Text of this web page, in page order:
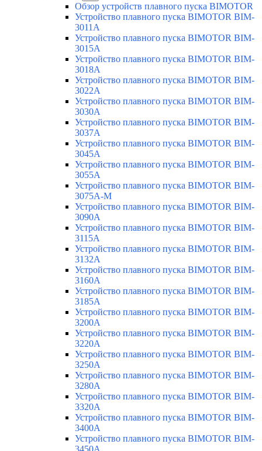
Обзор устройств плавного пуска BIMOTOR
Устройство плавного пуска BIMOTOR BIM-
3011A
Устройство плавного пуска BIMOTOR BIM-
3015A
Устройство плавного пуска BIMOTOR BIM-
3018A
Устройство плавного пуска BIMOTOR BIM-
3022A
Устройство плавного пуска BIMOTOR BIM-
3030A
Устройство плавного пуска BIMOTOR BIM-
3037A
Устройство плавного пуска BIMOTOR BIM-
3045A
Устройство плавного пуска BIMOTOR BIM-
3055A
Устройство плавного пуска BIMOTOR BIM-
3075A-M
Устройство плавного пуска BIMOTOR BIM-
3090A
Устройство плавного пуска BIMOTOR BIM-
3115A
Устройство плавного пуска BIMOTOR BIM-
3132A
Устройство плавного пуска BIMOTOR BIM-
3160A
Устройство плавного пуска BIMOTOR BIM-
3185A
Устройство плавного пуска BIMOTOR BIM-
3200A
Устройство плавного пуска BIMOTOR BIM-
3220A
Устройство плавного пуска BIMOTOR BIM-
3250A
Устройство плавного пуска BIMOTOR BIM-
3280A
Устройство плавного пуска BIMOTOR BIM-
3320A
Устройство плавного пуска BIMOTOR BIM-
3400A
Устройство плавного пуска BIMOTOR BIM-
3450A